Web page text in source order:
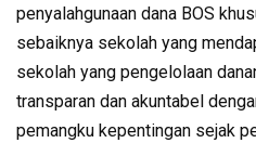
penyalahgunaan dana BOS
sebaiknya sekolah yang
sekolah yang pengelolaan
transparan dan akuntabel
pemangku kepentingan sejak